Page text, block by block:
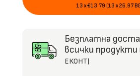
13 x €13.79 (13 x 26.97
Безплатна
всички продукти
ЕКОНТ)